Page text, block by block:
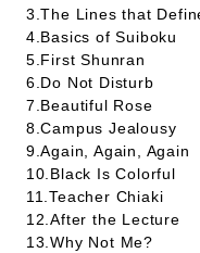
3.The Lines that
4.Basics of Suiboku
5.First Shunran
6.Do Not Disturb
7.Beautiful Rose
8.Campus Jealousy
9.Again, Again, Again
10.Black Is Colorful
11.Teacher Chiaki
12.After the Lecture
13.Why Not Me?